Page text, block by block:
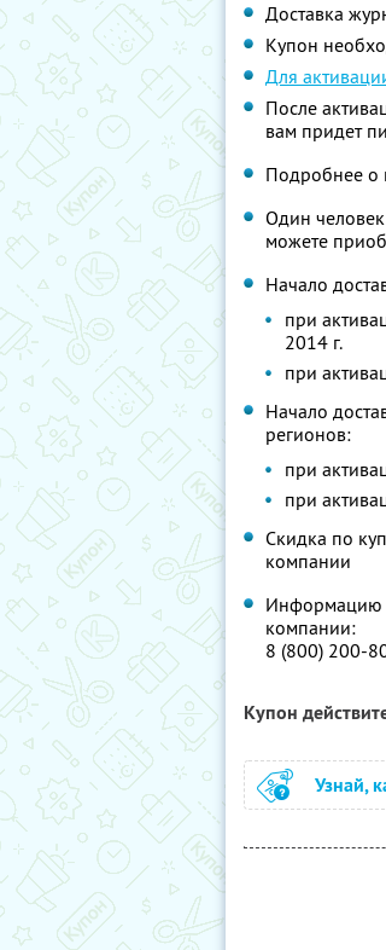
Доставка
Купон
Для
После
вам придет
Подробнее о
Один
можете
Начало
при
2014 г.
при
Начало
регионов:
при
при
Скидка по
компании
Информацию
компании:
8 (800) 200-
Купон
Узнай,